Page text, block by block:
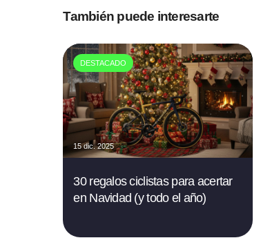
También puede interesarte
DESTACADO
15 dic. 2025
30 regalos ciclistas para acertar
en Navidad (y todo el año)